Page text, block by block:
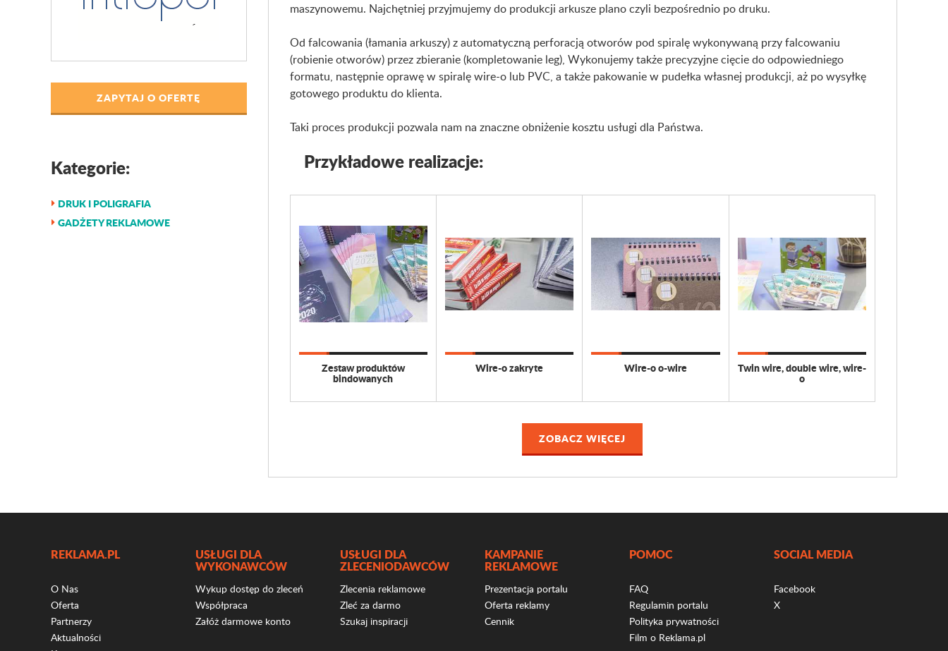
ZAPYTAJ O OFERTĘ
Kategorie:
DRUK I POLIGRAFIA
GADŻETY REKLAMOWE
maszynowemu. Najchętniej przyjmujemy do produkcji arkusze plano czyli bezpośrednio po druku.
Od falcowania (łamania arkuszy) z automatyczną perforacją otworów pod spiralę wykonywaną przy falcowaniu
(robienie otworów) przez zbieranie (kompletowanie leg), Wykonujemy także precyzyjne cięcie do odpowiedniego
formatu, następnie oprawę w spiralę wire-o lub PVC, a także pakowanie w pudełka własnej produkcji, aż po wysyłkę
gotowego produktu do klienta.
Taki proces produkcji pozwala nam na znaczne obniżenie kosztu usługi dla Państwa.
Przykładowe realizacje:
Zestaw produktów
bindowanych
Wire-o zakryte Wire-o o-wire Twin wire, double wire, wire-
o
ZOBACZ WIĘCEJ
REKLAMA.PL
O Nas
Oferta
Partnerzy
Aktualności
USŁUGI DLA
WYKONAWCÓW
Wykup dostęp do zleceń
Współpraca
Załóż darmowe konto
USŁUGI DLA
ZLECENIODAWCÓW
Zlecenia reklamowe
Zleć za darmo
Szukaj inspiracji
KAMPANIE
REKLAMOWE
Prezentacja portalu
Oferta reklamy
Cennik
POMOC
FAQ
Regulamin portalu
Polityka prywatności
Film o Reklama.pl
SOCIAL MEDIA
Facebook
X